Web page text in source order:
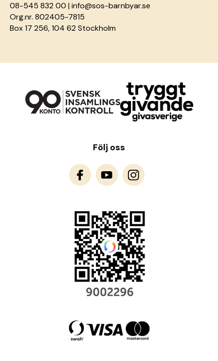
08-545 832 00 |info@sos-barnbyar.se
Org.nr. 802405-7815
Box 17 256, 104 62 Stockholm
Följ oss